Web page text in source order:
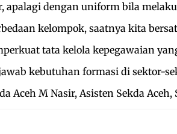
dengan uniform bila
kelompok, saatnya kita
tata kelola kepegawaian
kebutuhan formasi di sektor-
Aceh M Nasir, Asisten Sekda